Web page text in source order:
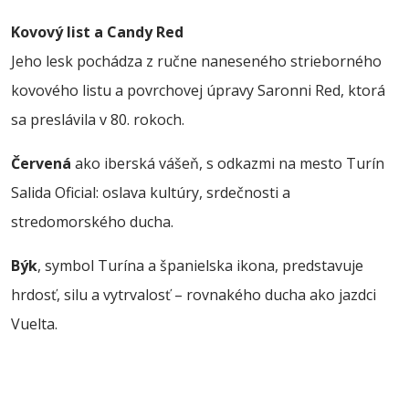
Kovový list a Candy Red
Jeho lesk pochádza z ručne naneseného strieborného
kovového listu a povrchovej úpravy Saronni Red, ktorá
sa preslávila v 80. rokoch.
Červená ako iberská vášeň, s odkazmi na mesto Turín
Salida Oficial: oslava kultúry, srdečnosti a
stredomorského ducha.
Býk, symbol Turína a španielska ikona, predstavuje
hrdosť, silu a vytrvalosť – rovnakého ducha ako jazdci
Vuelta.